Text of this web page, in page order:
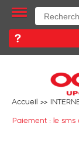
Accueil
Paiement : le